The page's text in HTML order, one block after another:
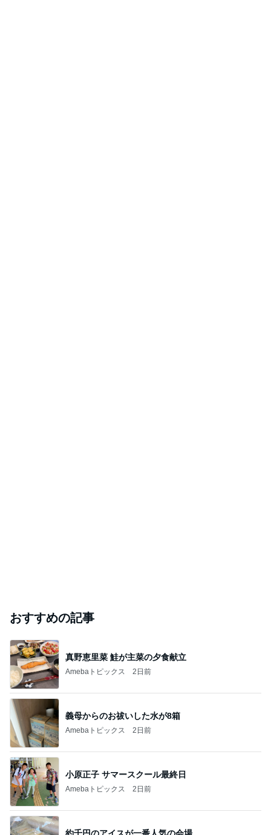
おすすめの記事
真野恵里菜 鮭が主菜の夕食献立
Amebaトピックス 2日前
義母からのお祓いした水が8箱
Amebaトピックス 2日前
小原正子 サマースクール最終日
Amebaトピックス 2日前
約千円のアイスが一番人気の会場